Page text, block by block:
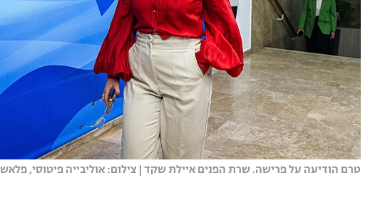
טרם הודיעה על פרישה. שרת הפנים איילת שקד | צילום: אוליבייה פיטוסי, פלאש 90